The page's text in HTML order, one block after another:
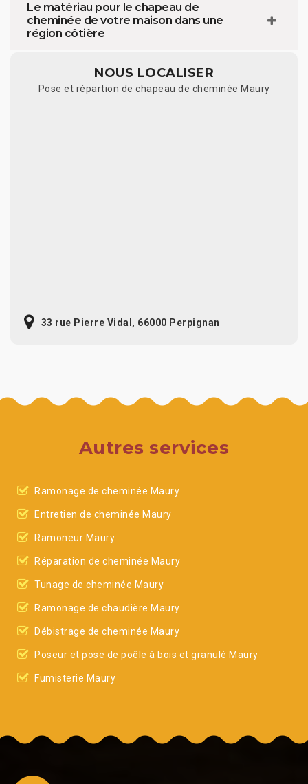
Le matériau pour le chapeau de
cheminée de votre maison dans une
région côtière
NOUS LOCALISER
Pose et répartion de chapeau de cheminée Maury
33 rue Pierre Vidal, 66000 Perpignan
Autres services
Ramonage de cheminée Maury
Entretien de cheminée Maury
Ramoneur Maury
Réparation de cheminée Maury
Tunage de cheminée Maury
Ramonage de chaudière Maury
Débistrage de cheminée Maury
Poseur et pose de poêle à bois et granulé Maury
Fumisterie Maury